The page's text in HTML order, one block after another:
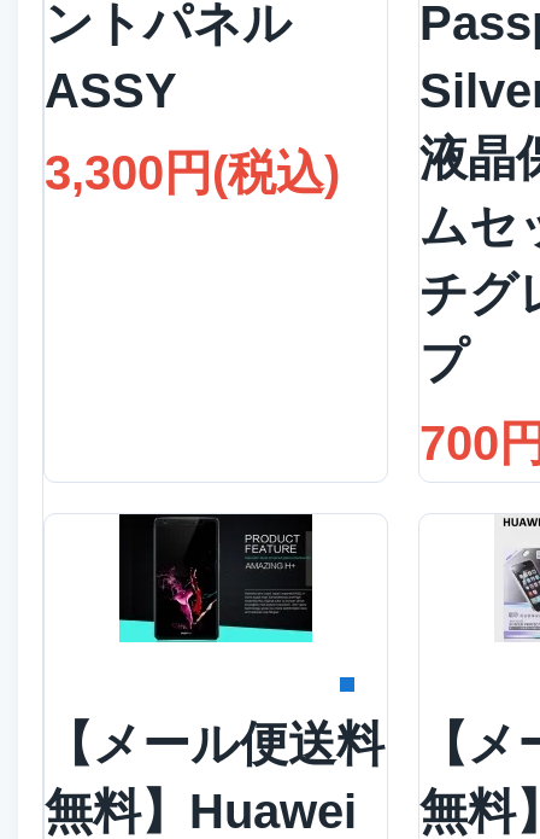
ントパネル
ASSY
3,300円(税込)
液晶
ムセ
チグ
プ
700
【メール便送料
無料】Huawei
【
無料